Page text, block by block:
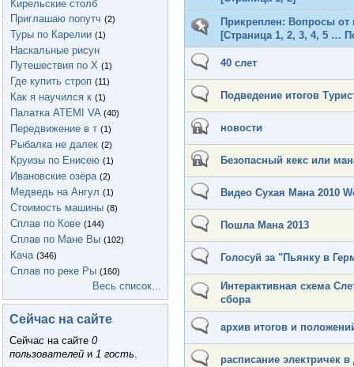
Кирельские столб
Приглашаю попутч (2)
Туры по Карелии (1)
Наскальные рисун
Путешествия по Х (1)
Где купить строп (11)
Как я научился к (1)
Палатка ATEMI VA (40)
Передвижение в т (1)
Рыбалка не далек (2)
Круизы по Енисею (1)
Ивановские озёра (2)
Медведь на Ангул (1)
Стоимость машины (8)
Сплав по Кове (144)
Сплав по Мане Вы (102)
Кача (346)
Сплав по реке Ры (160)
Весь список...
Сейчас на сайте
Сейчас на сайте 0
пользователей и 1 гость.
Прикреплен: Вопросы от
[Страница 1, 2, 3, 4, 5…
40 слет
Подведение итогов
новости
Безопасный кекс или
Видео Сухая Мана 2010
Пошла Мана 2013
Голосуй за "Пьянку в
Интерактивная схема
сбора
архив итогов и
расписание электричек